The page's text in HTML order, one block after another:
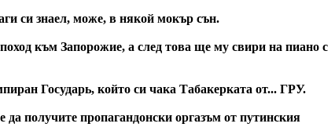
си знаел, може, в някой мокър сън.
към Запорожие, а след това ще му свири на пиано с
Государь, който си чака Табакерката от... ГРУ.
получите пропагандонски оргазъм от путинския